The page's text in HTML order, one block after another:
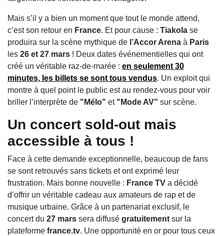
Mais s’il y a bien un moment que tout le monde attend,
c’est son retour en France. Et pour cause : Tiakola se
produira sur la scène mythique de l’Accor Arena à Paris
les 26 et 27 mars ! Deux dates événementielles qui ont
créé un véritable raz-de-marée : en seulement 30
minutes, les billets se sont tous vendus. Un exploit qui
montre à quel point le public est au rendez-vous pour voir
briller l’interprète de "Mélo" et "Mode AV" sur scène.
Un concert sold-out mais
accessible à tous !
Face à cette demande exceptionnelle, beaucoup de fans
se sont retrouvés sans tickets et ont exprimé leur
frustration. Mais bonne nouvelle : France TV a décidé
d’offrir un véritable cadeau aux amateurs de rap et de
musique urbaine. Grâce à un partenariat exclusif, le
concert du 27 mars sera diffusé gratuitement sur la
plateforme france.tv. Une opportunité en or pour tous ceux